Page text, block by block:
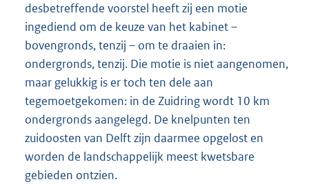
desbetreffende voorstel heeft zij een motie
ingediend om de keuze van het kabinet –
bovengronds, tenzij – om te draaien in:
ondergronds, tenzij. Die motie is niet aangenomen,
maar gelukkig is er toch ten dele aan
tegemoetgekomen: in de Zuidring wordt 10 km
ondergronds aangelegd. De knelpunten ten
zuidoosten van Delft zijn daarmee opgelost en
worden de landschappelijk meest kwetsbare
gebieden ontzien.